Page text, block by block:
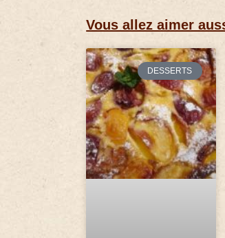
Vous allez aimer
DESSERTS